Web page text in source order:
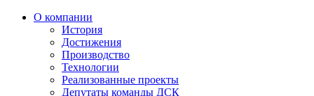
О компании
История
Достижения
Производство
Технологии
Реализованные проекты
Депутаты команды ДСК